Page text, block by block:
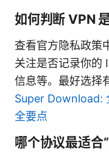
如何判断 VPN
查看官方隐私政策
关注是否记录你的
信息等。最好选择
Super Download:
全要点
哪个协议最适